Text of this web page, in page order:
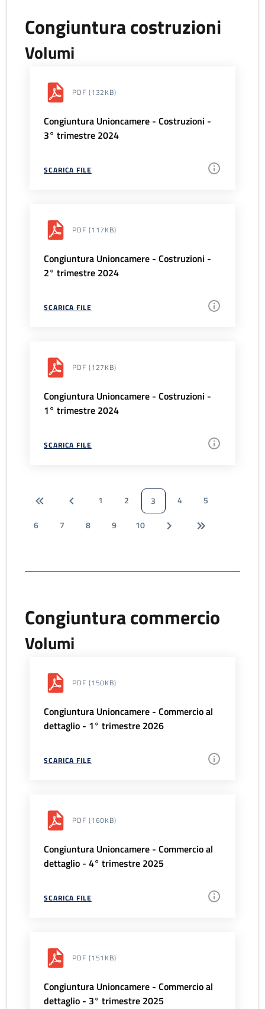
Congiuntura costruzioni
Volumi
PDF (132KB)
Congiuntura Unioncamere - Costruzioni -
3° trimestre 2024
SCARICA FILE
PDF (117KB)
Congiuntura Unioncamere - Costruzioni -
2° trimestre 2024
SCARICA FILE
PDF (127KB)
Congiuntura Unioncamere - Costruzioni -
1° trimestre 2024
SCARICA FILE
1 2 3 4
5
6
7 8 9 10
Congiuntura commercio
Volumi
PDF (150KB)
Congiuntura Unioncamere - Commercio al
dettaglio - 1° trimestre 2026
SCARICA FILE
PDF (160KB)
Congiuntura Unioncamere - Commercio al
dettaglio - 4° trimestre 2025
SCARICA FILE
PDF (151KB)
Congiuntura Unioncamere - Commercio al
dettaglio - 3° trimestre 2025